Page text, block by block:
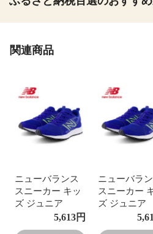
関連商品
ニューバランス
スニーカー キッ
ズ ジュニア
GE650 運動靴 子
供靴 フレッシュ
5,613円
ニューバラ
スニーカー
ズ ジュニア
GE650 運動
供靴 フレッ